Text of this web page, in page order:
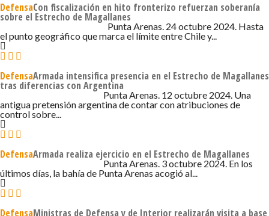
DefensaCon fiscalización en hito fronterizo refuerzan soberanía
sobre el Estrecho de Magallanes
24 DE OCTUBRE DE 2024 - 8:20
Punta Arenas. 24 octubre 2024. Hasta
el punto geográfico que marca el límite entre Chile y...
DefensaArmada intensifica presencia en el Estrecho de Magallanes
tras diferencias con Argentina
12 DE OCTUBRE DE 2024 - 1:33
Punta Arenas. 12 octubre 2024. Una
antigua pretensión argentina de contar con atribuciones de
control sobre...
DefensaArmada realiza ejercicio en el Estrecho de Magallanes
Punta Arenas. 3 octubre 2024. En los
últimos días, la bahía de Punta Arenas acogió al...
DefensaMinistras de Defensa y de Interior realizarán visita a base